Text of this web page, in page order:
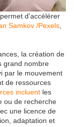
d'accélérer
Samkov /Pexels
la création de
grand nombre
par le mouvement
de ressources
incluent les
ou de recherche
une licence de
adaptation et